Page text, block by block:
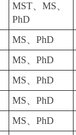
MST、MS、
PhD
MS、PhD
MS、PhD
MS、PhD
MS、PhD
MS、PhD